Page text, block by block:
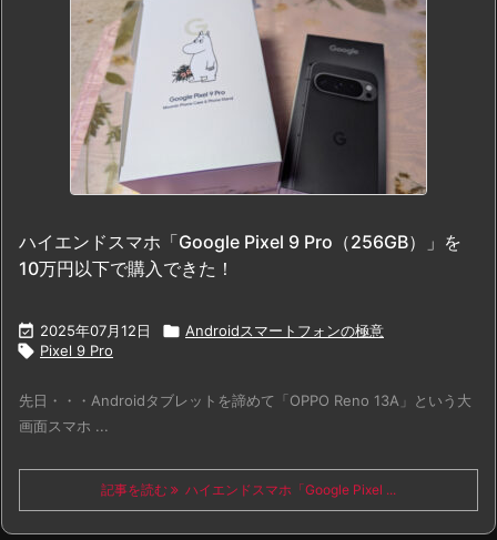
ハイエンドスマホ「Google Pixel 9 Pro（256GB）」を
10万円以下で購入できた！
 2025年07月12日  Androidスマートフォンの極意
 Pixel 9 Pro
先日・・・Androidタブレットを諦めて「OPPO Reno 13A」という大
画面スマホ ...
記事を読む ハイエンドスマホ「Google Pixel ...